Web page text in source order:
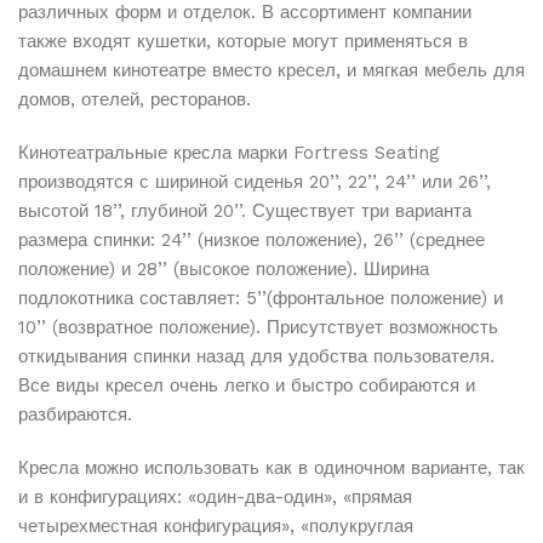
Доставка по всему Казахстану абсолютно бесплатно
для всех заказов
Защищенная упаковка
Все товары упаковываются в надежные материалы
Сроки доставки
Доставка от 1 до 5 рабочих дней в зависимости от
наличия товара на складе
Отслеживание заказа
Вы можете отслеживать статус вашего заказа в
Подробнее об условиях доставки и работе служб вы
можете узнать на странице
различных форм и отделок. В ассортимент компании
также входят кушетки, которые могут применяться в
домашнем кинотеатре вместо кресел, и мягкая мебель для
домов, отелей, ресторанов.
Кинотеатральные кресла марки Fortress Seating
производятся с шириной сиденья 20’’, 22’’, 24’’ или 26’’,
высотой 18’’, глубиной 20’’. Существует три варианта
размера спинки: 24’’ (низкое положение), 26’’ (среднее
положение) и 28’’ (высокое положение). Ширина
подлокотника составляет: 5’’(фронтальное положение) и
10’’ (возвратное положение). Присутствует возможность
откидывания спинки назад для удобства пользователя.
Все виды кресел очень легко и быстро собираются и
разбираются.
Кресла можно использовать как в одиночном варианте, так
и в конфигурациях: «один-два-один», «прямая
четырехместная конфигурация», «полукруглая